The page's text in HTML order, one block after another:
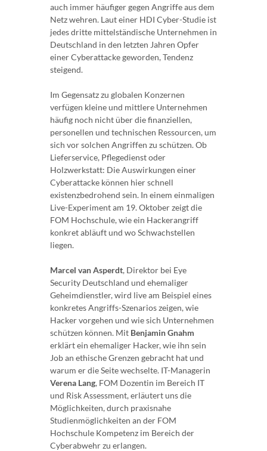
auch immer häufiger gegen Angriffe aus dem
Netz wehren. Laut einer HDI Cyber-Studie ist
jedes dritte mittelständische Unternehmen in
Deutschland in den letzten Jahren Opfer
einer Cyberattacke geworden, Tendenz
steigend.
Im Gegensatz zu globalen Konzernen
verfügen kleine und mittlere Unternehmen
häufig noch nicht über die finanziellen,
personellen und technischen Ressourcen, um
sich vor solchen Angriffen zu schützen. Ob
Lieferservice, Pflegedienst oder
Holzwerkstatt: Die Auswirkungen einer
Cyberattacke können hier schnell
existenzbedrohend sein. In einem einmaligen
Live-Experiment am 19. Oktober zeigt die
FOM Hochschule, wie ein Hackerangriff
konkret abläuft und wo Schwachstellen
liegen.
Marcel van Asperdt, Direktor bei Eye
Security Deutschland und ehemaliger
Geheimdienstler, wird live am Beispiel eines
konkretes Angriffs-Szenarios zeigen, wie
Hacker vorgehen und wie sich Unternehmen
schützen können. Mit Benjamin Gnahm
erklärt ein ehemaliger Hacker, wie ihn sein
Job an ethische Grenzen gebracht hat und
warum er die Seite wechselte. IT-Managerin
Verena Lang, FOM Dozentin im Bereich IT
und Risk Assessment, erläutert uns die
Möglichkeiten, durch praxisnahe
Studienmöglichkeiten an der FOM
Hochschule Kompetenz im Bereich der
Cyberabwehr zu erlangen.